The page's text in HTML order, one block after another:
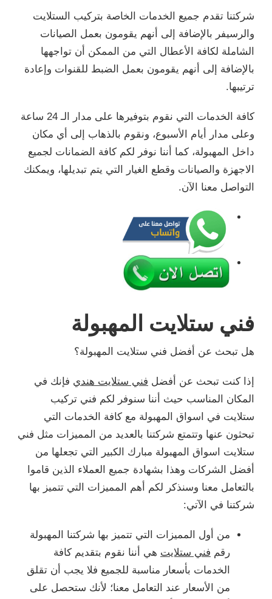
شركتنا تقدم جميع الخدمات الخاصة بتركيب الستلايت
والرسيفر بالإضافة إلى أنهم يقومون بعمل الصيانات
الشاملة لكافة الأعطال التي من الممكن أن تواجهها
بالإضافة إلى أنهم يقومون بعمل الضبط للقنوات وإعادة
ترتيبها.
كافة الخدمات التي نقوم بتوفيرها على مدار الـ 24 ساعة
وعلى مدار أيام الأسبوع، ونقوم بالذهاب إلى أي مكان
داخل المهبولة، كما أننا نوفر لكم كافة الضمانات لجميع
الاجهزة والصيانات وقطع الغيار التي يتم تبديلها، ويمكنك
التواصل معنا الآن.
فني ستلايت المهبولة
هل تبحث عن أفضل فني ستلايت المهبولة؟
إذا كنت تبحث عن أفضل فني ستلايت هندي فإنك في
المكان المناسب حيث أننا سنوفر لكم فني تركيب
ستلايت في اسواق المهبولة مع كافة الخدمات التي
تبحثون عنها وتتمتع شركتنا بالعديد من المميزات مثل فني
ستلايت اسواق المهبولة مبارك الكبير التي تجعلها من
أفضل الشركات وهذا بشهادة جميع العملاء الذين قاموا
بالتعامل معنا وسنذكر لكم أهم المميزات التي تتميز بها
شركتنا في الآتي:
من أول المميزات التي تتميز بها شركتنا المهبولة
رقم فني ستلايت هي أننا نقوم بتقديم كافة
الخدمات بأسعار مناسبة للجميع فلا يجب أن تقلق
من الأسعار عند التعامل معنا؛ لأنك ستحصل على